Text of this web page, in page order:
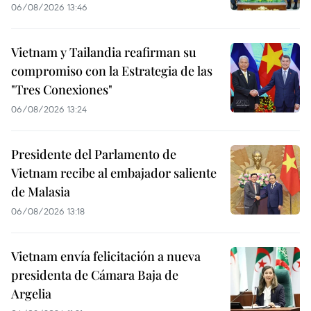
06/08/2026 13:46
Vietnam y Tailandia reafirman su
compromiso con la Estrategia de las
"Tres Conexiones"
06/08/2026 13:24
Presidente del Parlamento de
Vietnam recibe al embajador saliente
de Malasia
06/08/2026 13:18
Vietnam envía felicitación a nueva
presidenta de Cámara Baja de
Argelia